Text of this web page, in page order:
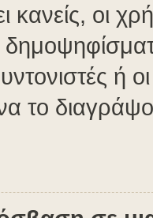
κανείς, οι
ή
το